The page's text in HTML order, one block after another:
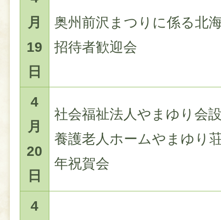
月
19
日
奥州前沢まつりに係る北
招待者歓迎会
4
月
20
日
社会福祉法人やまゆり会
養護老人ホームやまゆり
年祝賀会
4